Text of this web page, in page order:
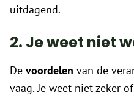
uitdagend.
2. Je weet niet
De voordelen van de
vaag. Je weet niet zeker